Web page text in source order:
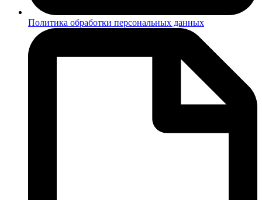
Политика обработки персональных данных